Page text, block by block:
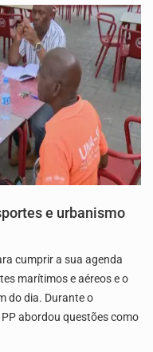
e urbanismo
cumprir a sua agenda
marítimos e aéreos e o
do dia. Durante o
abordou questões como